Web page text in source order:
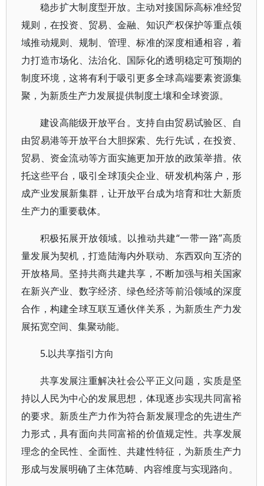
稳步扩大制度型开放。主动对接国际高标准经贸
规则，在投资、贸易、金融、知识产权保护等重点领
域推动规则、规制、管理、标准的深度相通相容，着
力打造市场化、法治化、国际化的透明稳定可预期的
制度环境，这将有利于吸引更多全球高端要素资源集
聚，为新质生产力发展提供制度土壤和全球资源。
建设高能级开放平台。支持自由贸易试验区、自
由贸易港等开放平台大胆探索、先行先试，在投资、
贸易、资金流动等方面实施更加开放的政策举措。依
托这些平台，吸引全球顶尖企业、研发机构落户，形
成产业发展新集群，让开放平台成为培育和壮大新质
生产力的重要载体。
积极拓展开放领域。以推动共建“一带一路”高质
量发展为契机，打造陆海内外联动、东西双向互济的
开放格局。坚持共商共建共享，不断加强与相关国家
在新兴产业、数字经济、绿色经济等前沿领域的深度
合作，构建全球互联互通伙伴关系，为新质生产力发
展拓宽空间、集聚动能。
5.以共享指引方向
共享发展注重解决社会公平正义问题，实质是坚
持以人民为中心的发展思想，体现逐步实现共同富裕
的要求。新质生产力作为符合新发展理念的先进生产
力形式，具有面向共同富裕的价值规定性。共享发展
理念的全民性、全面性、共建性特征，为新质生产力
形成与发展明确了主体范畴、内容维度与实现路向。